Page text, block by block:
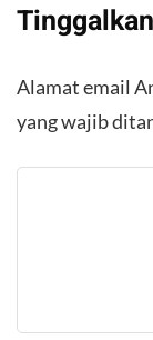
Alamat email
yang wajib